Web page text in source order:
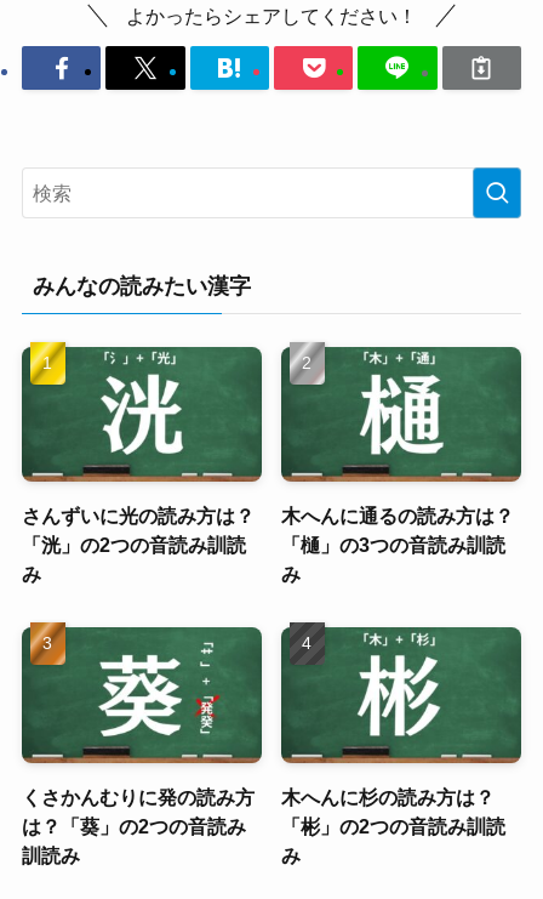
よかったらシェアしてください！
みんなの読みたい漢字
さんずいに光の読み方は？
「洸」の2つの音読み訓読
み
木へんに通るの読み方は？
「樋」の3つの音読み訓読
み
くさかんむりに発の読み方
は？「葵」の2つの音読み
訓読み
木へんに杉の読み方は？
「彬」の2つの音読み訓読
み